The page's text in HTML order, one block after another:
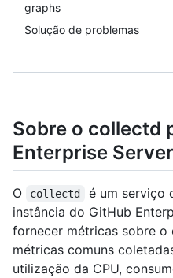
graphs
Solução de problemas
Sobre o collectd
Enterprise Server
O collectd
é um serviço
instância do GitHub
fornecer métricas sobre o
métricas comuns
utilização da CPU,